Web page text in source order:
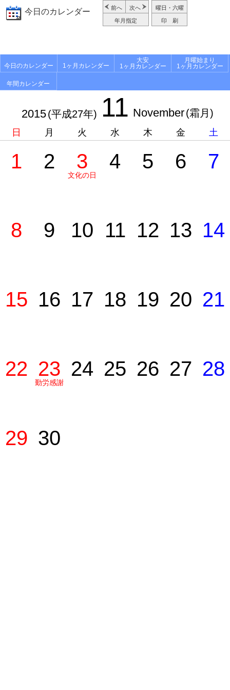
今日のカレンダー 前へ 次へ
年月指定
曜日・六曜
印 刷
今日のカレンダー 1ヶ月カレンダー
大安
1ヶ月カレンダー
月曜始まり
1ヶ月カレンダー
年間カレンダー
2015(平成27年) 11 November(霜月)
日 月 火 水 木 金 土
1 2 3
文化の日
4 5 6 7
8 9 10 11 12 13 14
15 16 17 18 19 20 21
22 23
勤労感謝
24 25 26 27 28
29 30